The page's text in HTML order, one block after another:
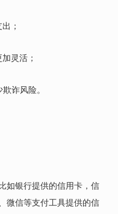
；
灵活；
诈风险。
如银行提供的信用卡，信
微信等支付工具提供的信